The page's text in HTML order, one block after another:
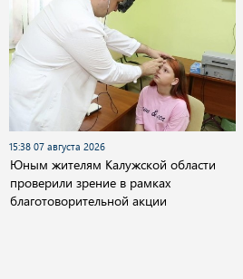
15:38 07 августа 2026
Юным жителям Калужской области
проверили зрение в рамках
благотоворительной акции